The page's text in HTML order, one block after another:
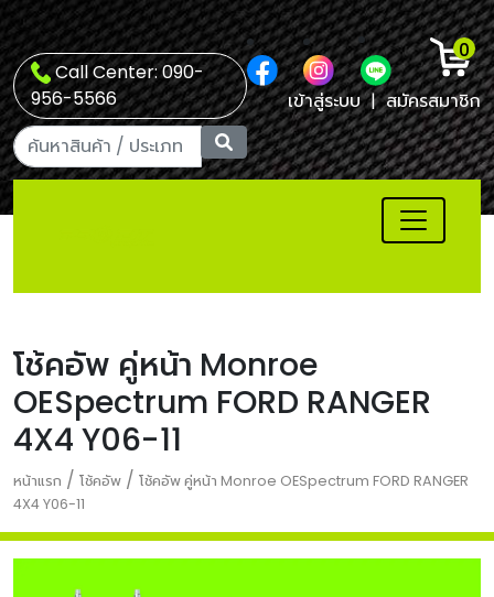
Call Center: 090-
956-5566
0
เข้าสู่ระบบ | สมัครสมาชิก
โช้คอัพ คู่หน้า Monroe
OESpectrum FORD RANGER
4X4 Y06-11
หน้าแรก / โช้คอัพ / โช้คอัพ คู่หน้า Monroe OESpectrum FORD RANGER
4X4 Y06-11